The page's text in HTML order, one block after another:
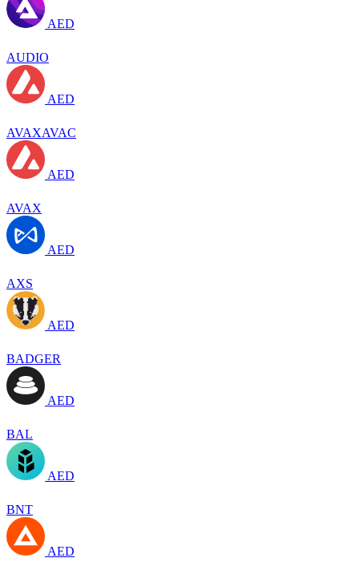
AED
AUDIO
AED
AVAXAVAC
AED
AVAX
AED
AXS
AED
BADGER
AED
BAL
AED
BNT
AED